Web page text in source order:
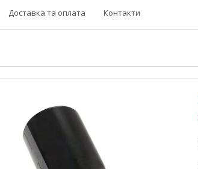
Доставка та оплата Контакти